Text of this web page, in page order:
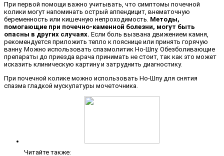
При первой помощи важно учитывать, что симптомы почечной
колики могут напоминать острый аппендицит, внематочную
беременность или кишечную непроходимость. Методы,
помогающие при почечно-каменной болезни, могут быть
опасны в других случаях. Если боль вызвана движением камня,
рекомендуется приложить тепло к пояснице или принять горячую
ванну. Можно использовать спазмолитик Но-Шпу. Обезболивающие
препараты до приезда врача принимать не стоит, так как это может
исказить клиническую картину и затруднить диагностику.
При почечной колике можно использовать Но-Шпу для снятия
спазма гладкой мускулатуры мочеточника.
Читайте также: